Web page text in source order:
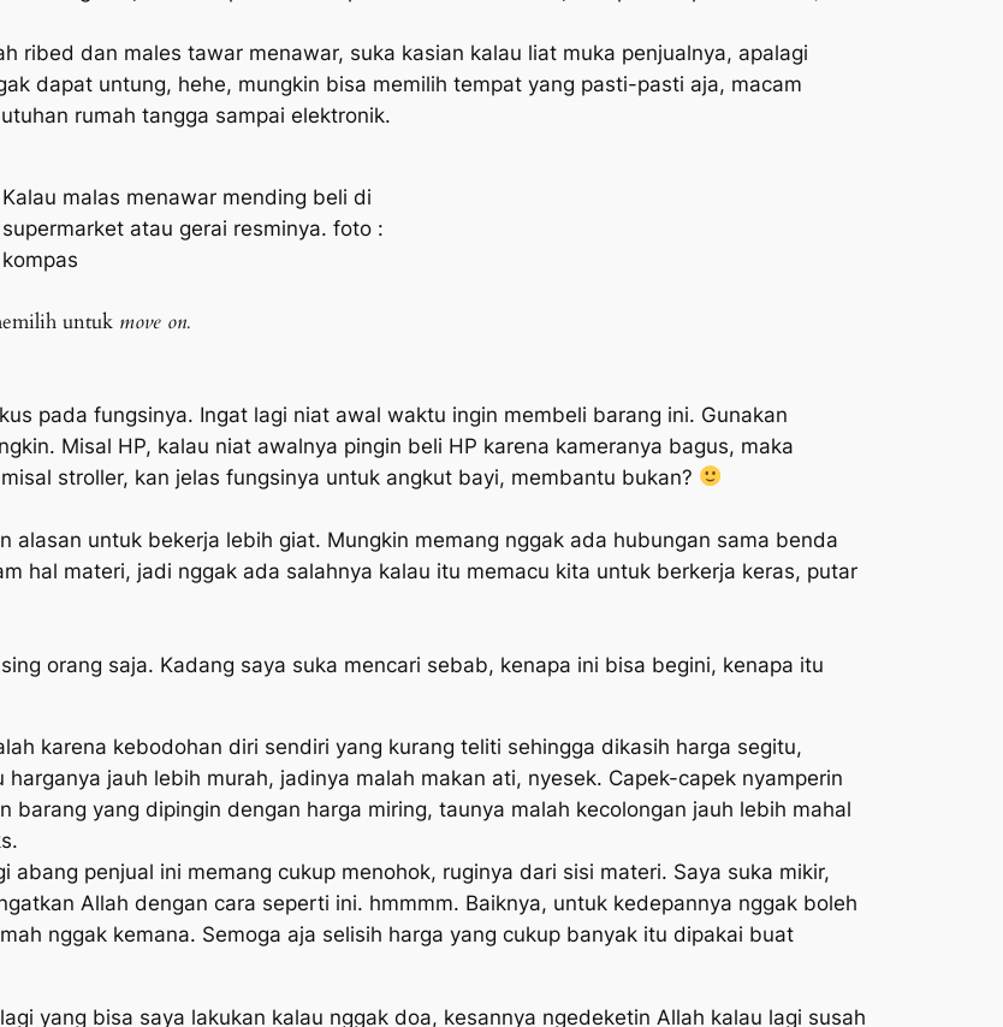
ribed dan males tawar menawar, suka kasian kalau liat muka penjualnya, apalagi
dapat untung, hehe, mungkin bisa memilih tempat yang pasti-pasti aja, macam
rumah tangga sampai elektronik.
Kalau malas menawar mending beli di
supermarket atau gerai resminya. foto :
kompas
untuk move on.
pada fungsinya. Ingat lagi niat awal waktu ingin membeli barang ini. Gunakan
Misal HP, kalau niat awalnya pingin beli HP karena kameranya bagus, maka
stroller, kan jelas fungsinya untuk angkut bayi, membantu bukan?
alasan untuk bekerja lebih giat. Mungkin memang nggak ada hubungan sama benda
hal materi, jadi nggak ada salahnya kalau itu memacu kita untuk berkerja keras, putar
orang saja. Kadang saya suka mencari sebab, kenapa ini bisa begini, kenapa itu
karena kebodohan diri sendiri yang kurang teliti sehingga dikasih harga segitu,
jauh lebih murah, jadinya malah makan ati, nyesek. Capek-capek nyamperin
yang dipingin dengan harga miring, taunya malah kecolongan jauh lebih mahal
abang penjual ini memang cukup menohok, ruginya dari sisi materi. Saya suka mikir,
Allah dengan cara seperti ini. hmmmm. Baiknya, untuk kedepannya nggak boleh
nggak kemana. Semoga aja selisih harga yang cukup banyak itu dipakai buat
yang bisa saya lakukan kalau nggak doa, kesannya ngedeketin Allah kalau lagi susah